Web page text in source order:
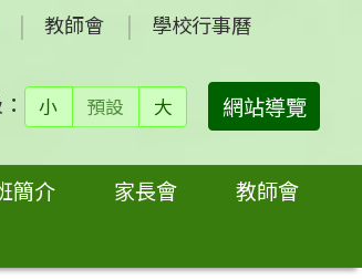
教師會 學校行事曆
小 預設 大 網站導覽
簡介 家長會
教師會